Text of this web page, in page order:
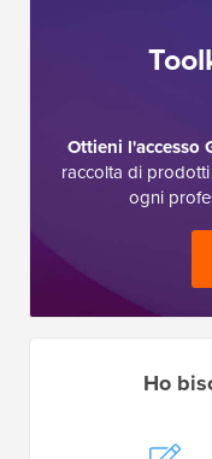
Ottieni l'accesso
raccolta di
ogni
Ho